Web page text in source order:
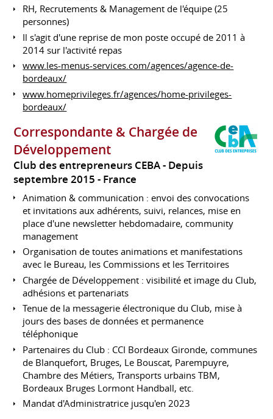
RH, Recrutements & Management de l'équipe (25
personnes)
Il s'agit d'une reprise de mon poste occupé de 2011 à
2014 sur l'activité repas
www.les-menus-services.com/agences/agence-de-
bordeaux/
www.homeprivileges.fr/agences/home-privileges-
bordeaux/
Correspondante & Chargée de
Développement
Club des entrepreneurs CEBA
Depuis
septembre 2015 France
Animation & communication : envoi des convocations
et invitations aux adhérents, suivi, relances, mise en
place d'une newsletter hebdomadaire, community
management
Organisation de toutes animations et manifestations
avec le Bureau, les Commissions et les Territoires
Chargée de Développement : visibilité et image du Club,
adhésions et partenariats
Tenue de la messagerie électronique du Club, mise à
jours des bases de données et permanence
téléphonique
Partenaires du Club : CCI Bordeaux Gironde, communes
de Blanquefort, Bruges, Le Bouscat, Parempuyre,
Chambre des Métiers, Transports urbains TBM,
Bordeaux Bruges Lormont Handball, etc.
Mandat d'Administratrice jusqu'en 2023